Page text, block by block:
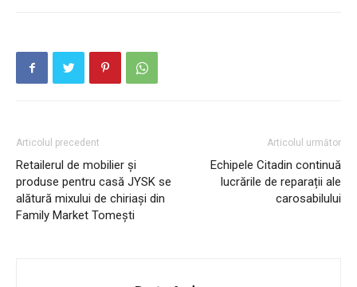
INFO IAȘI
Articolul precedent
Retailerul de mobilier și
produse pentru casă JYSK se
alătură mixului de chiriași din
Family Market Tomești
Articolul următor
Echipele Citadin continuă
lucrările de reparații ale
carosabilului